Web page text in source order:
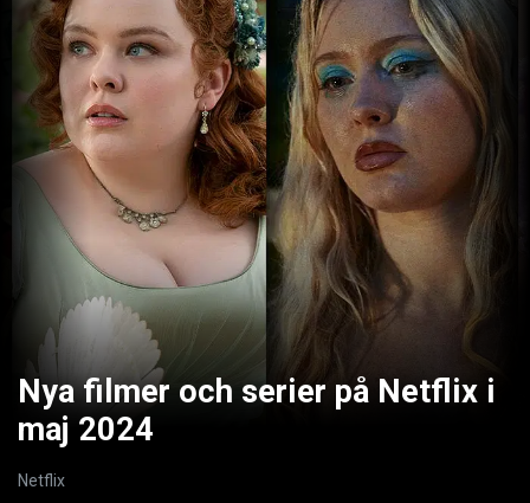
Nya filmer och serier på Netflix i
maj 2024
Netflix